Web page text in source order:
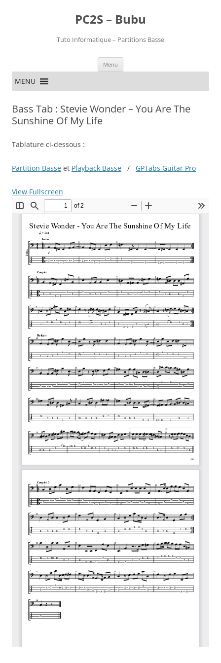
PC2S – Bubu
Tuto Informatique – Partitions Basse
Menu
contenu
MENU
Bass Tab : Stevie Wonder – You Are The
Sunshine Of My Life
Tablature ci-dessous :
Partition Basse et Playback Basse / GPTabs Guitar Pro
View Fullscreen